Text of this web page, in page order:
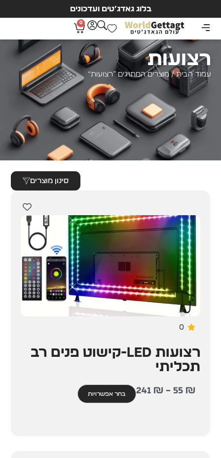
בלוג גאדג’טים ועדכונים
0
רצועות
עמוד הבית/ מוצרים המתויגים “רצועות”
סינון מוצרים
0
רצועות LED-קישוט פנים רב
תכליתי
55 ₪
–
241 ₪ בחר אפשרויות